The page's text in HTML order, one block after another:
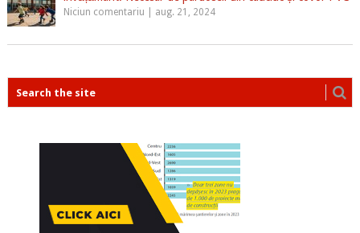
Niciun comentariu aug. 21, 2024